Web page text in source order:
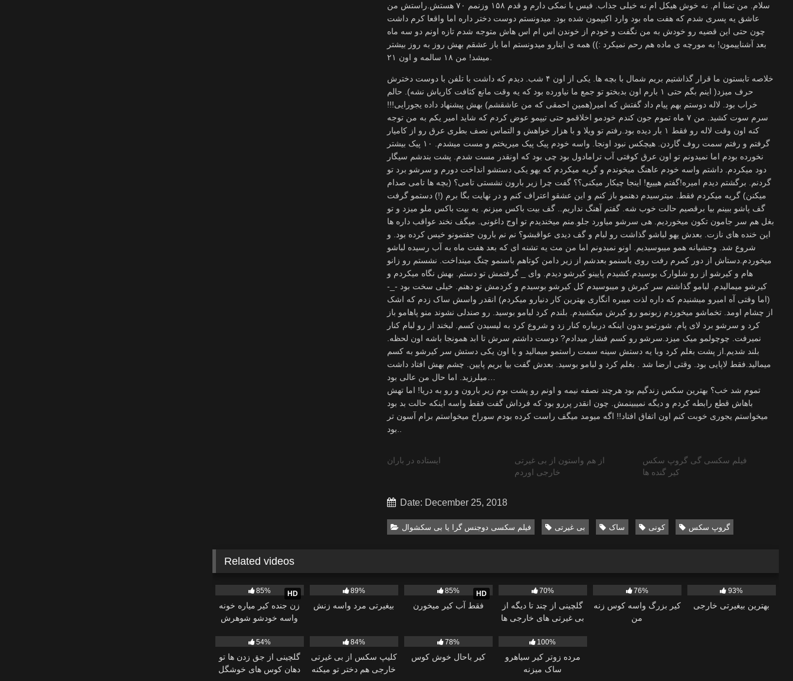
سلام. من تمنا ام. نه خوش هیکل ام نه خیلی جذاب. فیس با نمکی دارم و قدم ۱۵۸ وزنمم ۷۰ هستش.راستش من
عاشق یه پسری شدم که هفت ماه بود وارد اکیپمون شده بود. میدونستم دوست دختر داره اما واقعا کرم داشت
چون حتی این قضیه رو خودش به من نگفت و خودم از خوندن اس ام اس هاش متوجه شدم تازه اونم دو سه ماه
بعد آشناییمون! به مورچه ی ماده هم رحم نمیکرد :)) همه ی اینارو میدونستم اما باز عشقم بهش روز به روز بیشتر
خلاصه تابستون ما قرار گذاشتیم بریم شمال با بچه ها. یکی از اون ۴ شب. دیدم که داشت با تلفن با دوست دخترش
حرف میزد( اینم بگم حتی ۱ بارم اون بدبختو تو جمع ما نیاورده بود که یه وقت مانع کثافت کاریاش نشه). حالم
خراب بود. لاله دوستم بهم پیام داد گفتش که امیر(همین احمقی که من عاشقشم) بهش پیشنهاد داده یجورایی!!!
سرم سوت کشید‌. من ۷ ماه تموم جون کندم خودمو اخلاقمو حتی تیپمو عوض کردم که شاید امیر یکم به من توجه
کنه اون وقت لاله رو فقط ۱ بار دیده بود.رفتم تو ویلا و با هزار خواهش و التماس نصف بطری عرق رو از کامیار
گرفتم و رفتم سمت روف گاردن. هیچکس نبود اونجا. واسه خودم پیک پیک میریختم و مست میشدم. ۱۰ پیک بیشتر
نخورده بودم اما نمیدونم تو اون عرق کوفتی آب ترامادول بود چی بود که اونقدر مست شدم. پشت بندشم سیگار
دود میکردم. داشتم واسه خودم عاهنگ میخوندم و گریه میکردم که یهو یکی دستشو انداخت دورم و سرشو برد تو
گردنم. برگشتم دیدم امیره!گفتم هیییع! اینجا چیکار میکنی؟؟ گفت چرا زیر بارون نشستی تامی؟ (بچه ها تامی صدام
میکنن) گریه میکردم فقط. میترسیدم دهنمو باز کنم و این عشقو اعتراف کنم و در نهایت بگا برم (!) دستمو گرفت
گف پاشو ببینم بیا برقصیم حالت خوب شه. گفتم آهنگ نداریم.. گف بیت باکس میزنم. یه بیت باکس ملو میزد و تو
بغل هم سر جامون تکون میخوردیم. هی سرشو میاورد جلو.منم میخندیدم تو اوج داغونی. میگف نخند عواقب داره ها
این خنده های نازت. بعدش یهو لباشو گذاشت رو لبام و گف دیدی عواقبشو؟ نم نم بارون جفتمونو خیس کرده بود. و
شروع شد. وحشیانه همو میبوسیدیم. اونو نمیدونم اما من مث یه تشنه ای که بعد هفت ماه به آب رسیده لباشو
میخوردم.دستاش از دور کمرم رفت روی باسنمو بعدشم از زیر دامن کوتاهم باسنمو چنگ مینداخت. نشستم رو زانو
هام و کیرشو از رو شلوارک بوسیدم.کشیدم پایینو کیرشو دیدم. وای _ گرفتمش تو دستم. بهش نگاه میکردم و
کیرشو میمالیدم. لبامو گذاشتم سر کیرش و میبوسیدم کل کیرشو بوسیدم و کردمش تو دهنم. خیلی سخت بود -_-
(اما وقتی آه امیرو میشنیدم که داره لذت میبره انگاری بهترین کار دنیارو میکردم) انقدر واسش ساک زدم که اشک
از چشام اومد. تخماشو میخوردم زبونمو رو کیرش میکشیدم. بلندم کرد لبامو بوسید. رو صندلی نشوند منو پاهامو باز
کرد و سرشو برد لای پام. شورتمو بدون اینکه دربیاره کنار زد و شروع کرد به لیسیدن کسم. لبخند از رو لبام کنار
نمیرفت. چوچولمو میک میزد.سرشو رو کسم فشار میدادم? دوست داشتم سرش تا ابد همونجا باشه اون لحظه.
بلند شدیم.از پشت بغلم کرد وبا یه دستش سینه سمت راستمو میمالید و با اون یکی دستش سر کیرشو به کسم
میمالید.فقط لاپایی بود. وقتی ارضا شد . بغلم کرد و لبامو بوسید. بعدش گفت بیا بریم پایین. چشم بهش افتاد داشت
تموم شد خب؟ بهترین سکس زندگیم بود هرچند نصفه نیمه و اونم رو پشت بوم زیر بارون و رو به دریا! اما تهش
باهاش قطع رابطه کردم و دیگه نمیبینمش. چون انقدر پررو بود که فرداش گفت فقط واسه اینکه حالت بد بود
میخواستم یجوری خوبت کنم اون اتفاق افتاد!! اگه میومد میگف راست کرده بودم سوراخ میخواستم برام آسون تر
ایستاده در باران
از هم واستون از بی غیرتی
خارجی اوردم
فیلم سکسی گی گروپ سکس
کیر گنده ها
Date: December 25, 2018
فیلم سکسی دوجنس گرا یا بی سکشوال بی غیرتی ساک کونی گروپ سکس
Related videos
HD
85%
زن جنده کیر میاره خونه
واسه خودشو شوهرش
89%
بیغیرتی مرد واسه زنش
HD
85%
فقط آب کیر میخورن
70%
گلچینی از چند تا دیگه از
بی غیرتی های خارجی ها
76%
کیر بزرگ واسه کوس زنه
من
93%
بهترین بیغیرتی خارجی
54%
گلچینی از جق زدن ها تو
دهان کوس های خوشگل
84%
کلیپ سکس از بی غیرتی
خارجی هم دختر تو میکنه
78%
کیر باحال خوش کوس
100%
مرده زوتر کیر سیاهرو
ساک میزنه